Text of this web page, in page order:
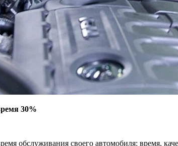
30%
обслуживания своего автомобиля: время,